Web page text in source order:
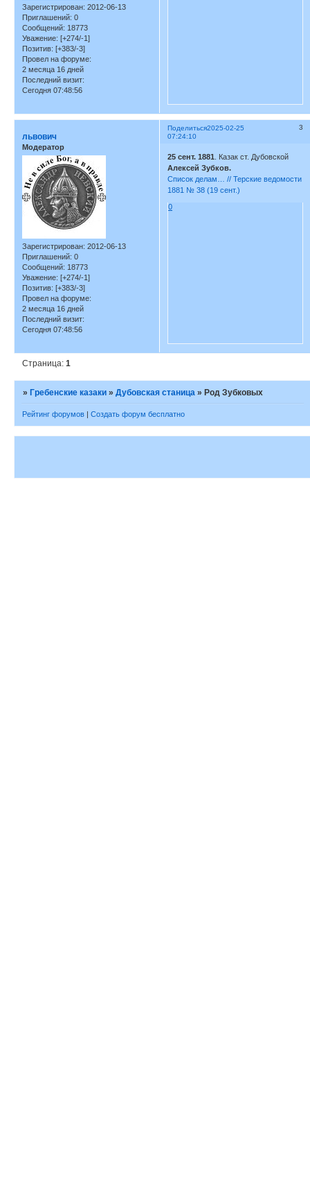
Зарегистрирован: 2012-06-13
Приглашений: 0
Сообщений: 18773
Уважение: [+274/-1]
Позитив: [+383/-3]
Провел на форуме:
2 месяца 16 дней
Последний визит:
Сегодня 07:48:56
Поделиться 3
2025-02-25
07:24:10
львович
Модератор
Зарегистрирован: 2012-06-13
Приглашений: 0
Сообщений: 18773
Уважение: [+274/-1]
Позитив: [+383/-3]
Провел на форуме:
2 месяца 16 дней
Последний визит:
Сегодня 07:48:56
25 сент. 1881 . Казак ст. Дубовской
Алексей Зубков.
Список делам… // Терские ведомости
1881 № 38 (19 сент.)
0
Страница:1
» Гребенские казаки »Дубовская станица » Род Зубковых
Рейтинг форумов Создать форум бесплатно